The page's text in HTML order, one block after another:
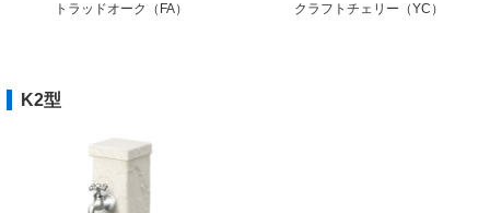
トラッドオーク（FA） クラフトチェリー（YC）
K2型